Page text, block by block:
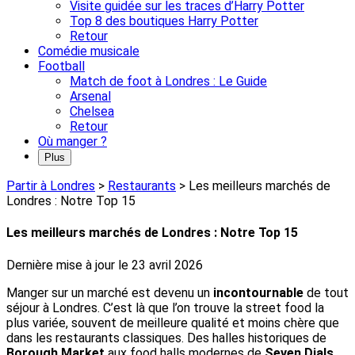
Visite guidée sur les traces d’Harry Potter
Top 8 des boutiques Harry Potter
Retour
Comédie musicale
Football
Match de foot à Londres : Le Guide
Arsenal
Chelsea
Retour
Où manger ?
Plus
Partir à Londres > Restaurants > Les meilleurs marchés de
Londres : Notre Top 15
Les meilleurs marchés de Londres : Notre Top 15
Dernière mise à jour le 23 avril 2026
Manger sur un marché est devenu un incontournable de tout
séjour à Londres. C’est là que l’on trouve la street food la
plus variée, souvent de meilleure qualité et moins chère que
dans les restaurants classiques. Des halles historiques de